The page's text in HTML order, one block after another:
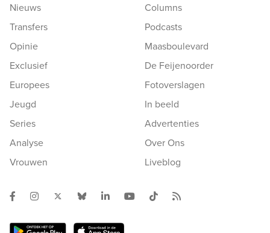
Nieuws
Transfers
Opinie
Exclusief
Europees
Jeugd
Series
Analyse
Vrouwen
Columns
Podcasts
Maasboulevard
De Feijenoorder
Fotoverslagen
In beeld
Advertenties
Over Ons
Liveblog